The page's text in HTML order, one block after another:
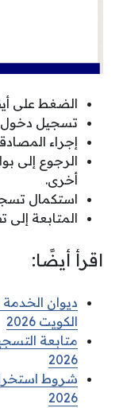
الضغط على
تسجيل دخول
إجراء
الرجوع إلى
أخرى.
استكمال
المتابعة إلى
اقرأ أيضًا:
ديوان
الكويت 2026
متابعة
2026
شروط
2026